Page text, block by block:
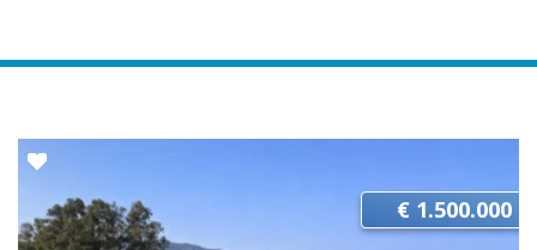
€ 1.500.000